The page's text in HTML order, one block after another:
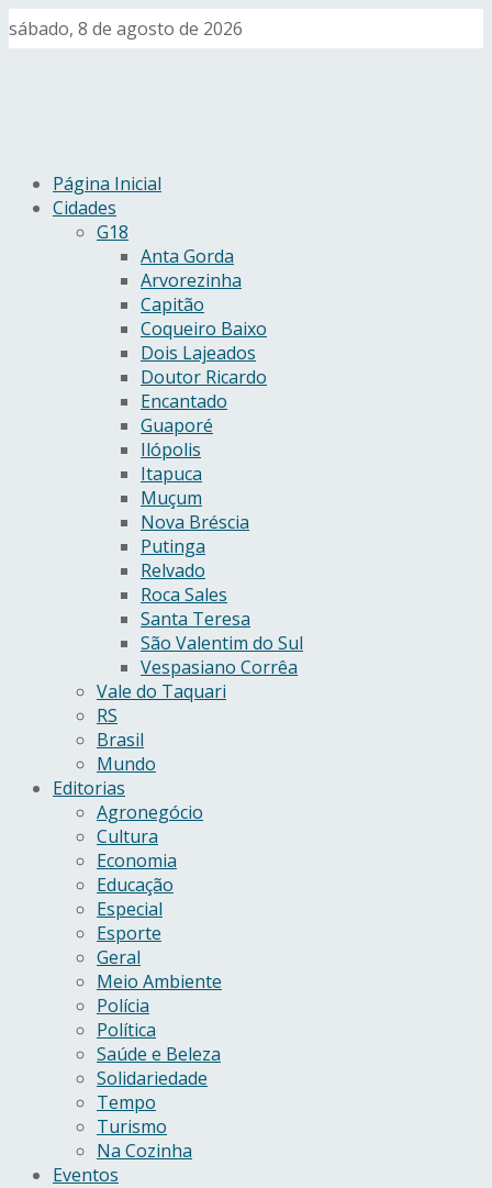
sábado, 8 de agosto de 2026
Página Inicial
Cidades
G18
Anta Gorda
Arvorezinha
Capitão
Coqueiro Baixo
Dois Lajeados
Doutor Ricardo
Encantado
Guaporé
Ilópolis
Itapuca
Muçum
Nova Bréscia
Putinga
Relvado
Roca Sales
Santa Teresa
São Valentim do Sul
Vespasiano Corrêa
Vale do Taquari
RS
Brasil
Mundo
Editorias
Agronegócio
Cultura
Economia
Educação
Especial
Esporte
Geral
Meio Ambiente
Polícia
Política
Saúde e Beleza
Solidariedade
Tempo
Turismo
Na Cozinha
Eventos